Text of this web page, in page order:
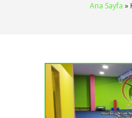
Ana Sayfa »